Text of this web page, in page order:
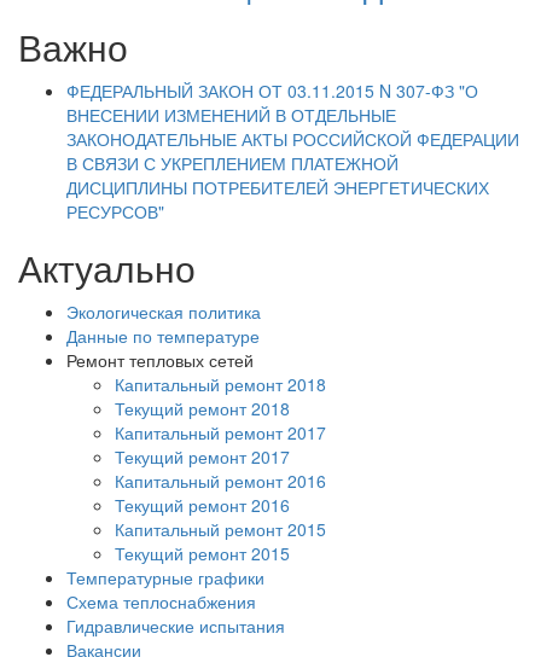
Важно
ФЕДЕРАЛЬНЫЙ ЗАКОН ОТ 03.11.2015 N 307-ФЗ "О
ВНЕСЕНИИ ИЗМЕНЕНИЙ В ОТДЕЛЬНЫЕ
ЗАКОНОДАТЕЛЬНЫЕ АКТЫ РОССИЙСКОЙ ФЕДЕРАЦИИ
В СВЯЗИ С УКРЕПЛЕНИЕМ ПЛАТЕЖНОЙ
ДИСЦИПЛИНЫ ПОТРЕБИТЕЛЕЙ ЭНЕРГЕТИЧЕСКИХ
РЕСУРСОВ"
Актуально
Экологическая политика
Данные по температуре
Ремонт тепловых сетей
Капитальный ремонт 2018
Текущий ремонт 2018
Капитальный ремонт 2017
Текущий ремонт 2017
Капитальный ремонт 2016
Текущий ремонт 2016
Капитальный ремонт 2015
Текущий ремонт 2015
Температурные графики
Схема теплоснабжения
Гидравлические испытания
Вакансии